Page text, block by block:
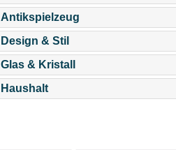
Antikspielzeug
Design & Stil
Glas & Kristall
Haushalt